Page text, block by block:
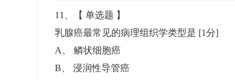
11 、【 单选题 】
乳腺癌最常见的病理组织学类型是 [1分]
A
鳞状细胞癌
B
浸润性导管癌